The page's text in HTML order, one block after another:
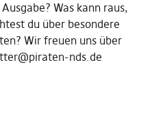
Was kann raus,
du über besondere
Wir freuen uns über
nds.de